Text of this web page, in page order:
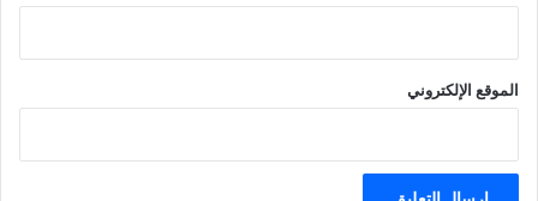
الموقع الإلكتروني